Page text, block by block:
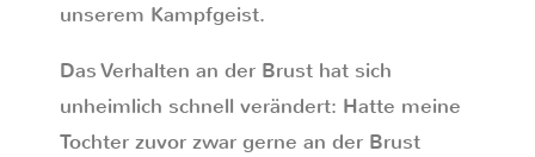
unserem Kampfgeist.
Das Verhalten an der Brust hat sich
unheimlich schnell verändert: Hatte meine
Tochter zuvor zwar gerne an der Brust